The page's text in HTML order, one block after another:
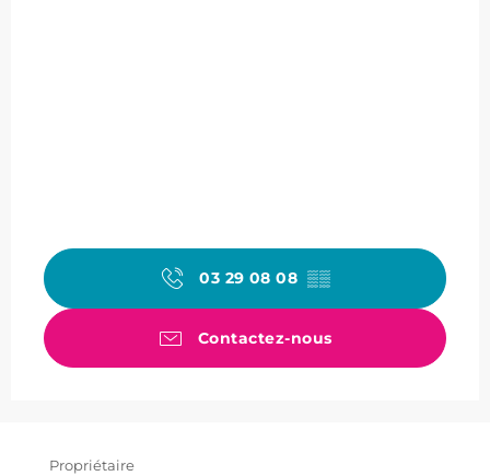
03 29 08 08▒▒
Contactez-nous
Propriétaire